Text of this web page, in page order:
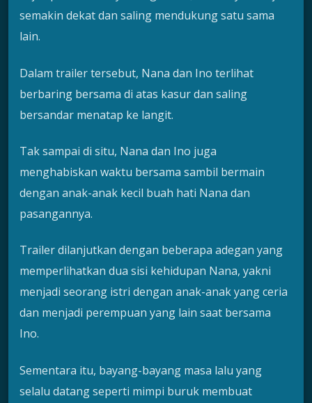
semakin dekat dan saling mendukung satu sama
lain.
Dalam trailer tersebut, Nana dan Ino terlihat
berbaring bersama di atas kasur dan saling
bersandar menatap ke langit.
Tak sampai di situ, Nana dan Ino juga
menghabiskan waktu bersama sambil bermain
dengan anak-anak kecil buah hati Nana dan
pasangannya.
Trailer dilanjutkan dengan beberapa adegan yang
memperlihatkan dua sisi kehidupan Nana, yakni
menjadi seorang istri dengan anak-anak yang ceria
dan menjadi perempuan yang lain saat bersama
Ino.
Sementara itu, bayang-bayang masa lalu yang
selalu datang seperti mimpi buruk membuat